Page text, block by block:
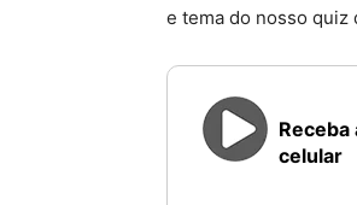
e tema do nosso quiz
celular